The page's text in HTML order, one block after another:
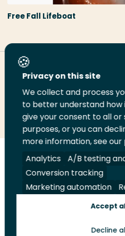
Free Fall Lifeboat
Deel deze pagina
Deel
LinkedIn
Deel
op
Twitter
Deel
op
Facebook
Email
deze
pagina
Volg
ons
op
LinkedIn
Volg
ons
op
Facebook
Volg
ons
op
YouTube
Volg
ons
op
Instagram
Juridisch Security A-Z
Privacy on this site
We collect and process
to better understand how
give your consent to all or
purposes, or you can
more information, see our
Analytics
A/B testing
Conversion tracking
Marketing automation
Accept
Decline